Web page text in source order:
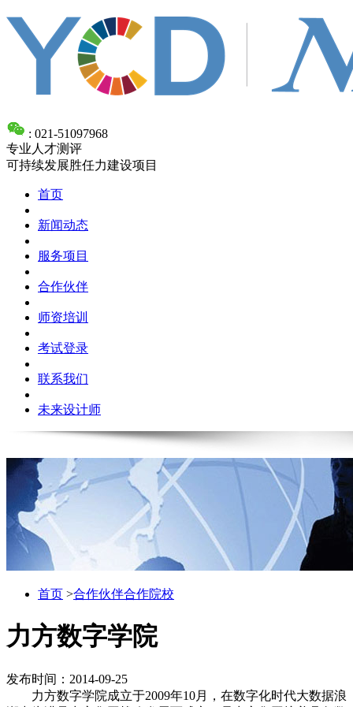
: 021-51097968
专业人才测评
可持续发展胜任力建设项目
首页
新闻动态
服务项目
合作伙伴
师资培训
考试登录
联系我们
未来设计师
首页 >合作伙伴合作院校
力方数字学院
发布时间：2014-09-25
力方数字学院成立于2009年10月，在数字化时代大数据浪